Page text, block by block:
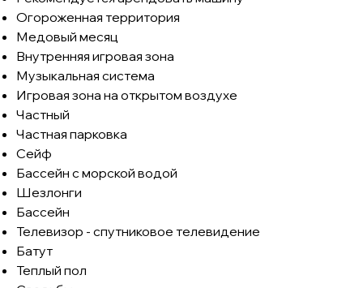
Огороженная территория
Медовый месяц
Внутренняя игровая зона
Музыкальная система
Игровая зона на открытом воздухе
Частный
Частная парковка
Сейф
Бассейн с морской водой
Шезлонги
Бассейн
Телевизор - спутниковое телевидение
Батут
Теплый пол